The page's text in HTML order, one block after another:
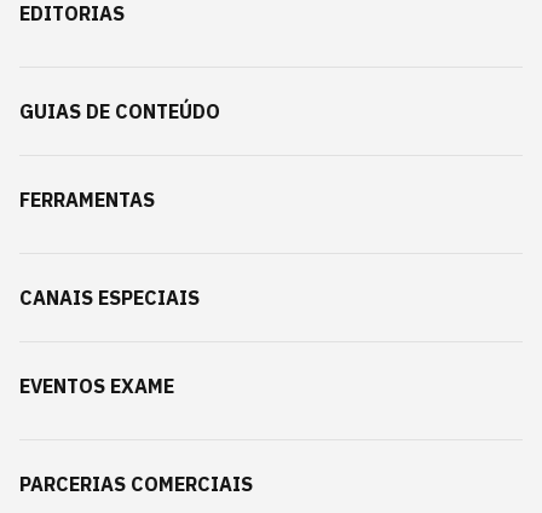
EDITORIAS
GUIAS DE CONTEÚDO
FERRAMENTAS
CANAIS ESPECIAIS
EVENTOS EXAME
PARCERIAS COMERCIAIS